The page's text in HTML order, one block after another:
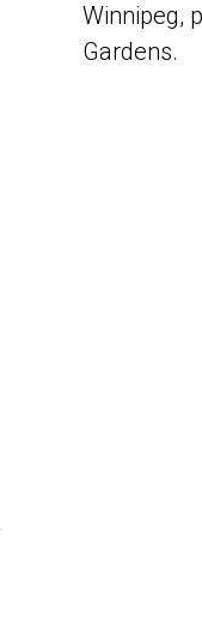
Winnipeg,
Gardens.